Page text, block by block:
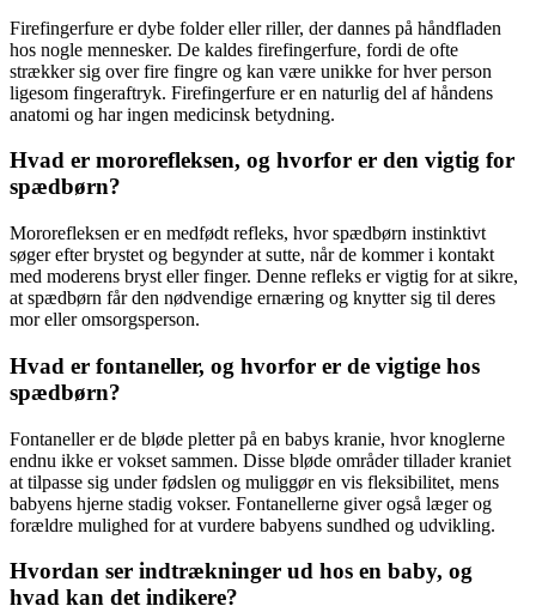
Firefingerfure er dybe folder eller riller, der dannes på håndfladen
hos nogle mennesker. De kaldes firefingerfure, fordi de ofte
strækker sig over fire fingre og kan være unikke for hver person
ligesom fingeraftryk. Firefingerfure er en naturlig del af håndens
anatomi og har ingen medicinsk betydning.
Hvad er mororefleksen, og hvorfor er den vigtig for
spædbørn?
Mororefleksen er en medfødt refleks, hvor spædbørn instinktivt
søger efter brystet og begynder at sutte, når de kommer i kontakt
med moderens bryst eller finger. Denne refleks er vigtig for at sikre,
at spædbørn får den nødvendige ernæring og knytter sig til deres
mor eller omsorgsperson.
Hvad er fontaneller, og hvorfor er de vigtige hos
spædbørn?
Fontaneller er de bløde pletter på en babys kranie, hvor knoglerne
endnu ikke er vokset sammen. Disse bløde områder tillader kraniet
at tilpasse sig under fødslen og muliggør en vis fleksibilitet, mens
babyens hjerne stadig vokser. Fontanellerne giver også læger og
forældre mulighed for at vurdere babyens sundhed og udvikling.
Hvordan ser indtrækninger ud hos en baby, og
hvad kan det indikere?